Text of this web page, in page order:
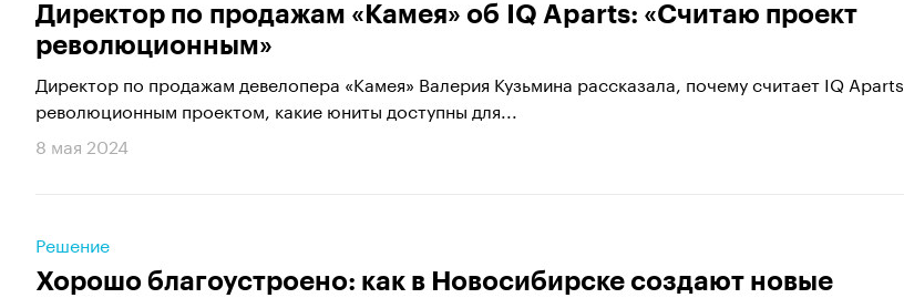
Директор по продажам «Камея» об IQ Aparts: «Считаю проект
революционным»
Директор по продажам девелопера «Камея» Валерия Кузьмина рассказала, почему считает IQ Aparts
революционным проектом, какие юниты доступны для...
8 мая 2024
Решение
Хорошо благоустроено: как в Новосибирске создают новые